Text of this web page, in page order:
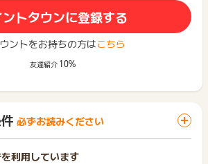
トタウンに登録する
ントをお持ちの方はこちら
友達紹介 10%
必ずお読みください
利用しています